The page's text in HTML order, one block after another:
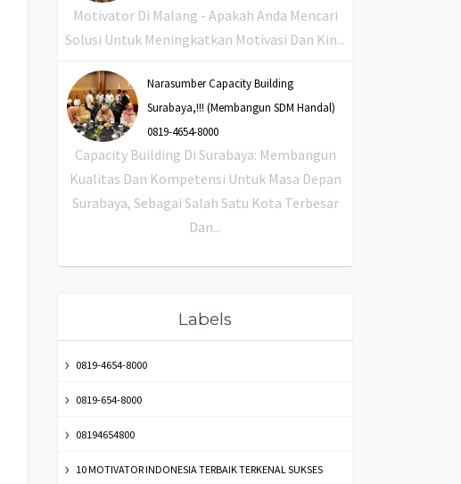
Motivator Di Malang - Apakah Anda Mencari
Solusi Untuk Meningkatkan Motivasi Dan Kin...
Narasumber Capacity Building
Surabaya,!!! (Membangun SDM Handal)
0819-4654-8000
Capacity Building Di Surabaya: Membangun
Kualitas Dan Kompetensi Untuk Masa Depan
Surabaya, Sebagai Salah Satu Kota Terbesar
Dan...
Labels
0819-4654-8000
0819-654-8000
08194654800
10 MOTIVATOR INDONESIA TERBAIK TERKENAL SUKSES